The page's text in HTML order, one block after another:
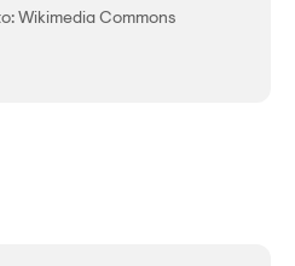
Wikimedia Commons